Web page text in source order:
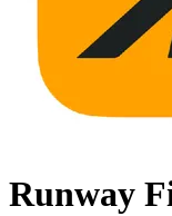
Runway